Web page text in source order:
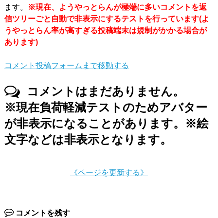
ます。
※現在、ようやっとらんが極端に多いコメントを返
信ツリーごと自動で非表示にするテストを行っています(よ
うやっとらん率が高すぎる投稿端末は規制がかかる場合が
あります)
コメント投稿フォームまで移動する
コメントはまだありません。
※現在負荷軽減テストのためアバター
が非表示になることがあります。※絵
文字などは非表示となります。
《ページを更新する》
コメントを残す